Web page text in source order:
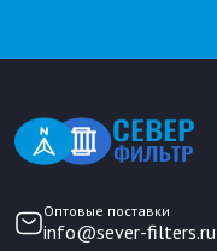
Оптовые поставки
info@sever-filters.ru